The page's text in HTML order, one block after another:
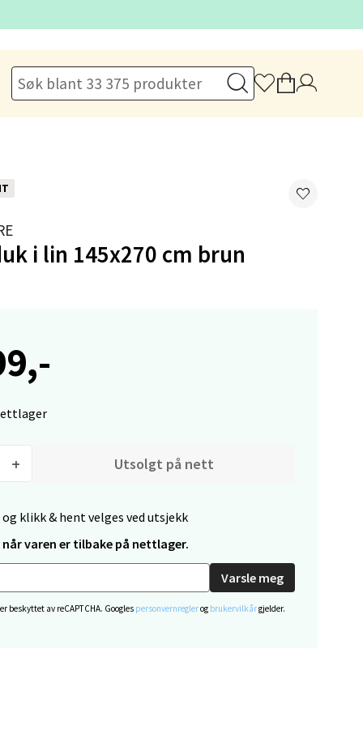
i lin 145x270 cm brun
Utsolgt på nett
klikk & hent velges ved utsjekk
når varen er tilbake på nettlager.
Varsle meg
beskyttet av reCAPTCHA. Googles personvernreglerog brukervilkårgjelder.